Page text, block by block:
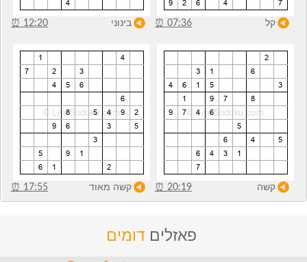
קל 07:36
⏰ בינוני 12:20
⏰
קשה 20:19
⏰ קשה מאוד 17:55
⏰
פאזלים דומים